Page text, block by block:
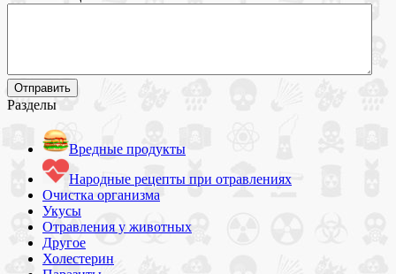
Разделы
Вредные продукты
Народные рецепты при отравлениях
Очистка организма
Укусы
Отравления у животных
Другое
Холестерин